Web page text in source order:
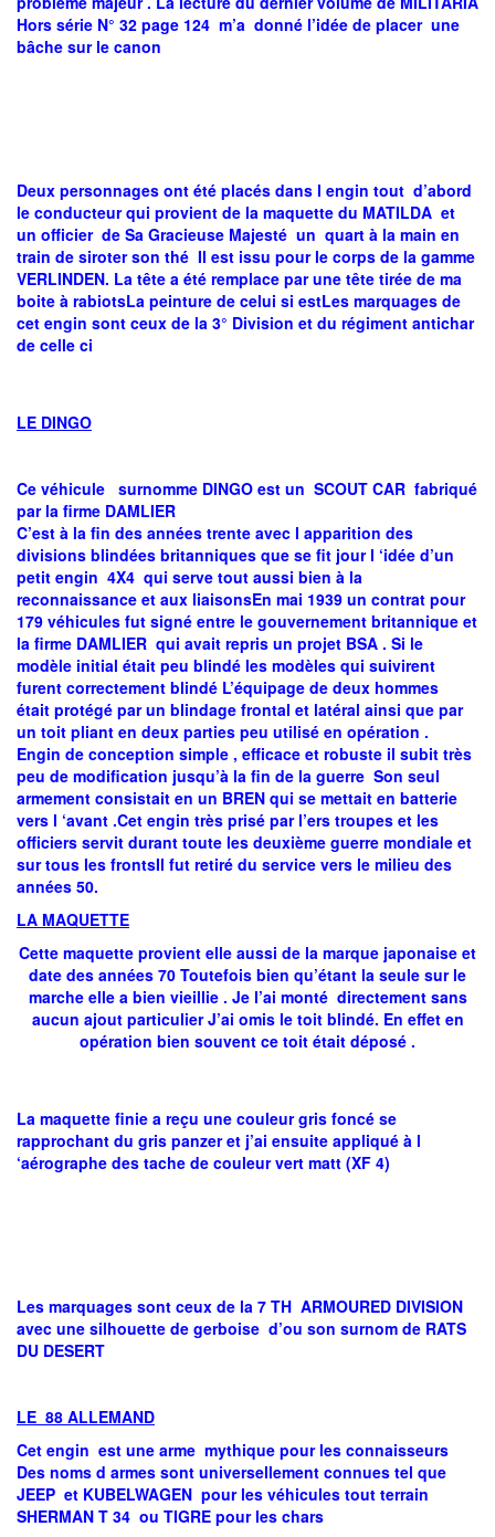
Hors série N° 32 page 124 m’a donné l’idée de placer une
bâche sur le canon
Deux personnages ont été placés dans l engin tout d’abord
le conducteur qui provient de la maquette du MATILDA et
un officier de Sa Gracieuse Majesté un quart à la main en
train de siroter son thé Il est issu pour le corps de la gamme
VERLINDEN. La tête a été remplace par une tête tirée de ma
boite à rabiotsLa peinture de celui si estLes marquages de
cet engin sont ceux de la 3° Division et du régiment antichar
de celle ci
LE DINGO
Ce véhicule surnomme DINGO est un SCOUT CAR fabriqué
par la firme DAMLIER
C’est à la fin des années trente avec l apparition des
divisions blindées britanniques que se fit jour l ‘idée d’un
petit engin 4X4 qui serve tout aussi bien à la
reconnaissance et aux liaisonsEn mai 1939 un contrat pour
179 véhicules fut signé entre le gouvernement britannique et
la firme DAMLIER qui avait repris un projet BSA . Si le
modèle initial était peu blindé les modèles qui suivirent
furent correctement blindé L’équipage de deux hommes
était protégé par un blindage frontal et latéral ainsi que par
un toit pliant en deux parties peu utilisé en opération .
Engin de conception simple , efficace et robuste il subit très
peu de modification jusqu’à la fin de la guerre Son seul
armement consistait en un BREN qui se mettait en batterie
vers l ‘avant .Cet engin très prisé par l’ers troupes et les
officiers servit durant toute les deuxième guerre mondiale et
sur tous les frontsIl fut retiré du service vers le milieu des
années 50.
LA MAQUETTE
Cette maquette provient elle aussi de la marque japonaise et
date des années 70 Toutefois bien qu’étant la seule sur le
marche elle a bien vieillie . Je l’ai monté directement sans
aucun ajout particulier J’ai omis le toit blindé. En effet en
opération bien souvent ce toit était déposé .
La maquette finie a reçu une couleur gris foncé se
rapprochant du gris panzer et j’ai ensuite appliqué à l
‘aérographe des tache de couleur vert matt (XF 4)
Les marquages sont ceux de la 7 TH ARMOURED DIVISION
avec une silhouette de gerboise d’ou son surnom de RATS
DU DESERT
LE 88 ALLEMAND
Cet engin est une arme mythique pour les connaisseurs
Des noms d armes sont universellement connues tel que
JEEP et KUBELWAGEN pour les véhicules tout terrain
SHERMAN T 34 ou TIGRE pour les chars